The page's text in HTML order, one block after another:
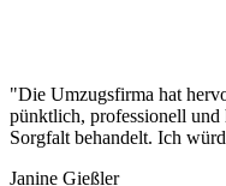
"Die Umzugsfirma hat
pünktlich, professionell und
Sorgfalt behandelt. Ich
Janine Gießler